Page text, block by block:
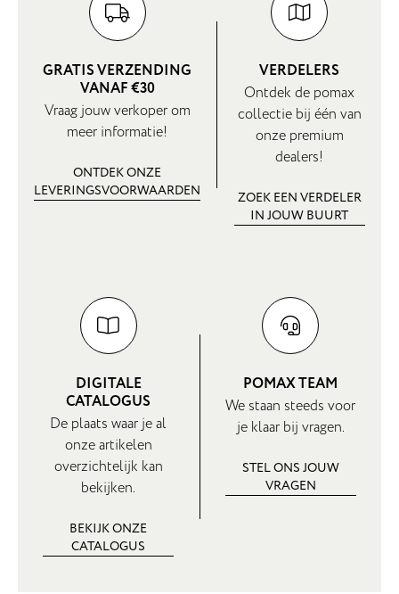
GRATIS VERZENDING
VANAF €30
Vraag jouw verkoper om
meer informatie!
ONTDEK ONZE
LEVERINGSVOORWAARDEN
VERDELERS
Ontdek de pomax
collectie bij één van
onze premium
dealers!
ZOEK EEN VERDELER
IN JOUW BUURT
DIGITALE
CATALOGUS
De plaats waar je al
onze artikelen
overzichtelijk kan
bekijken.
BEKIJK ONZE
CATALOGUS
POMAX TEAM
We staan steeds voor
je klaar bij vragen.
STEL ONS JOUW
VRAGEN